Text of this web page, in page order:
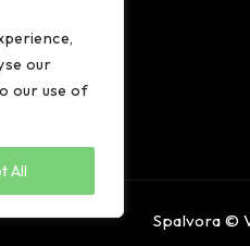
our
our use of
All
Spalvora ©